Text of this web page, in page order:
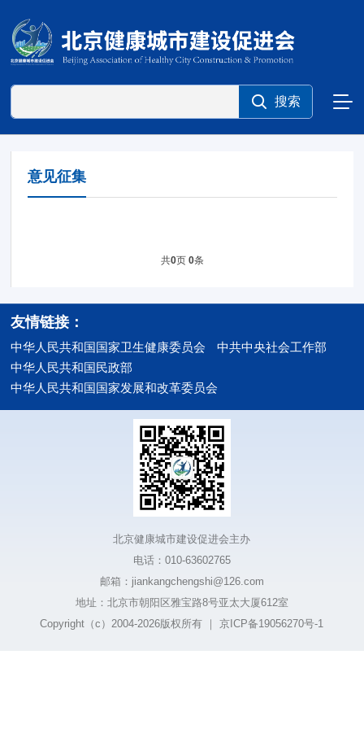
意见征集
共0页 0条
友情链接：
中华人民共和国国家卫生健康委员会
中共中央社会工作部
中华人民共和国民政部
中华人民共和国国家发展和改革委员会
北京健康城市建设促进会主办
电话：010-63602765
邮箱：jiankangchengshi@126.com
地址：北京市朝阳区雅宝路8号亚太大厦612室
Copyright（c）2004-2026版权所有 ｜京ICP备19056270号-1